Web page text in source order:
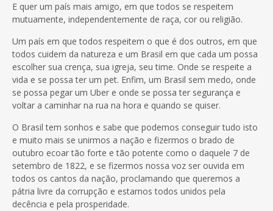
E quer um país mais amigo, em que todos se respeitem
mutuamente, independentemente de raça, cor ou religião.
Um país em que todos respeitem o que é dos outros, em que
todos cuidem da natureza e um Brasil em que cada um possa
escolher sua crença, sua igreja, seu time. Onde se respeite a
vida e se possa ter um pet. Enfim, um Brasil sem medo, onde
se possa pegar um Uber e onde se possa ter segurança e
voltar a caminhar na rua na hora e quando se quiser.
O Brasil tem sonhos e sabe que podemos conseguir tudo isto
e muito mais se unirmos a nação e fizermos o brado de
outubro ecoar tão forte e tão potente como o daquele 7 de
setembro de 1822, e se fizermos nossa voz ser ouvida em
todos os cantos da nação, proclamando que queremos a
pátria livre da corrupção e estamos todos unidos pela
decência e pela prosperidade.